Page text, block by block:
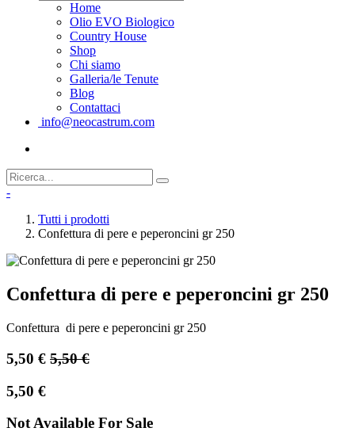
Home
Olio EVO Biologico
Country House
Shop
Chi siamo
Galleria/le Tenute
Blog
Contattaci
info@neocastrum.com
-
Tutti i prodotti
Confettura di pere e peperoncini gr 250
Confettura di pere e peperoncini gr 250
Confettura di pere e peperoncini gr 250
5,50 € 5,50€
5,50 €
Not Available For Sale